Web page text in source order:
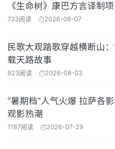
《生命树》康巴方言译制
733阅读 2026-08-07
民歌大观踏歌穿越横断山
载天路故事
923阅读 2026-08-03
“暑期档”人气火爆 拉萨各
观影热潮
1187阅读 2026-07-29